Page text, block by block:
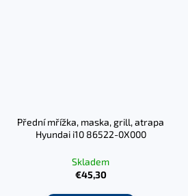
Přední mřížka, maska, grill, atrapa
Hyundai i10 86522-0X000
Skladem
€45,30